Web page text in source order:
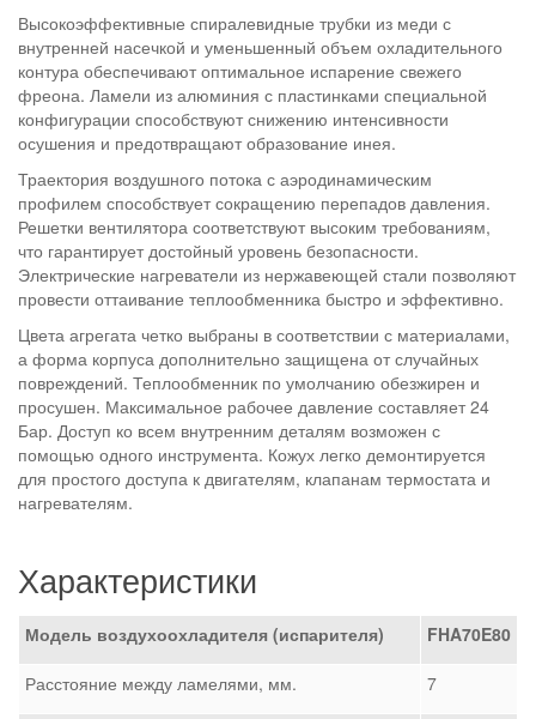
Высокоэффективные спиралевидные трубки из меди с
внутренней насечкой и уменьшенный объем охладительного
контура обеспечивают оптимальное испарение свежего
фреона. Ламели из алюминия с пластинками специальной
конфигурации способствуют снижению интенсивности
осушения и предотвращают образование инея.
Траектория воздушного потока с аэродинамическим
профилем способствует сокращению перепадов давления.
Решетки вентилятора соответствуют высоким требованиям,
что гарантирует достойный уровень безопасности.
Электрические нагреватели из нержавеющей стали позволяют
провести оттаивание теплообменника быстро и эффективно.
Цвета агрегата четко выбраны в соответствии с материалами,
а форма корпуса дополнительно защищена от случайных
повреждений. Теплообменник по умолчанию обезжирен и
просушен. Максимальное рабочее давление составляет 24
Бар. Доступ ко всем внутренним деталям возможен с
помощью одного инструмента. Кожух легко демонтируется
для простого доступа к двигателям, клапанам термостата и
нагревателям.
Характеристики
Модель воздухоохладителя (испарителя) FHA70E80
Расстояние между ламелями, мм. 7